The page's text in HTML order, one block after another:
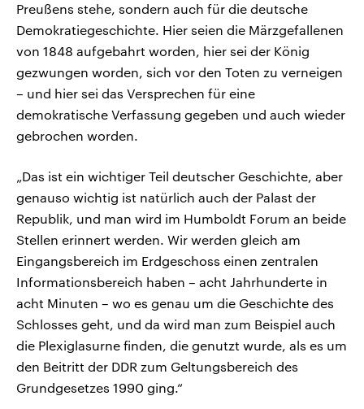
Preußens stehe, sondern auch für die deutsche
Demokratiegeschichte. Hier seien die Märzgefallenen
von 1848 aufgebahrt worden, hier sei der König
gezwungen worden, sich vor den Toten zu verneigen
– und hier sei das Versprechen für eine
demokratische Verfassung gegeben und auch wieder
gebrochen worden.
„Das ist ein wichtiger Teil deutscher Geschichte, aber
genauso wichtig ist natürlich auch der Palast der
Republik, und man wird im Humboldt Forum an beide
Stellen erinnert werden. Wir werden gleich am
Eingangsbereich im Erdgeschoss einen zentralen
Informationsbereich haben – acht Jahrhunderte in
acht Minuten – wo es genau um die Geschichte des
Schlosses geht, und da wird man zum Beispiel auch
die Plexiglasurne finden, die genutzt wurde, als es um
den Beitritt der DDR zum Geltungsbereich des
Grundgesetzes 1990 ging.“